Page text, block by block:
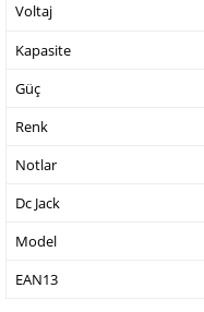
Voltaj
Kapasite
Güç
Renk
Notlar
Dc Jack
Model
EAN13